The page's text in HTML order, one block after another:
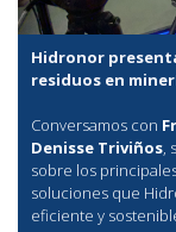
Hidronor
residuos en
Conversamos con
Denisse Triviños
sobre los
soluciones que
eficiente y